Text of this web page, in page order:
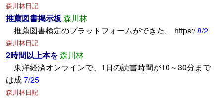
森川林日記
推薦図書掲示板森川林
推薦図書検定のプラットフォームができた。 https:/8/2
森川林日記
2時間以上本を森川林
東洋経済オンラインで、1日の読書時間が10～30分まで
は成7/25
森川林日記